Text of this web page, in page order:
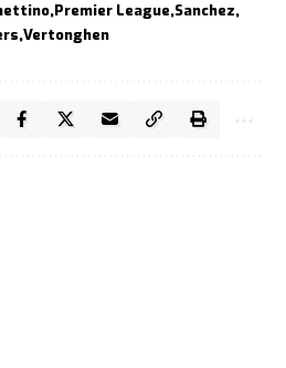
Premier League Sanchez
Vertonghen